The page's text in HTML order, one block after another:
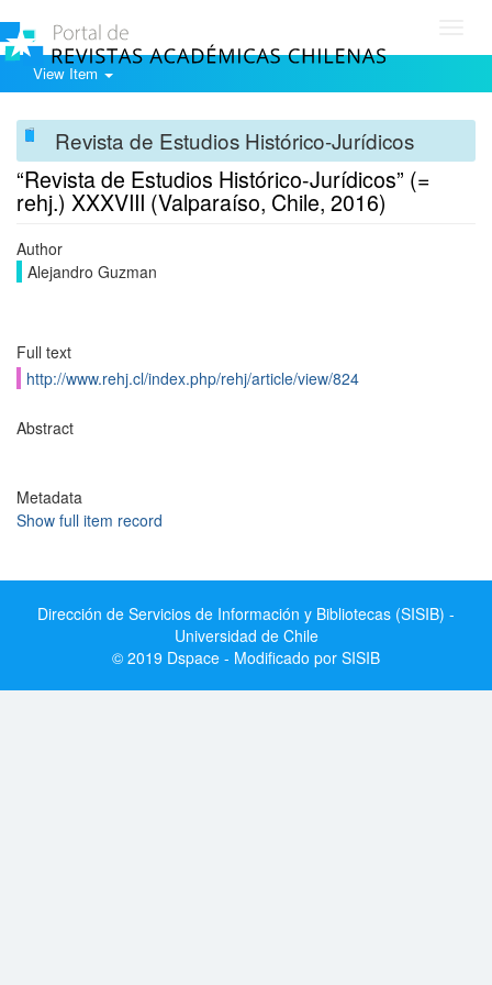
View Item
Revista de Estudios Histórico-Jurídicos
“Revista de Estudios Histórico-Jurídicos” (=
rehj.) XXXVIII (Valparaíso, Chile, 2016)
Author
Alejandro Guzman
Full text
http://www.rehj.cl/index.php/rehj/article/view/824
Abstract
Metadata
Show full item record
Dirección de Servicios de Información y Bibliotecas (SISIB) -
Universidad de Chile
© 2019 Dspace - Modificado por SISIB